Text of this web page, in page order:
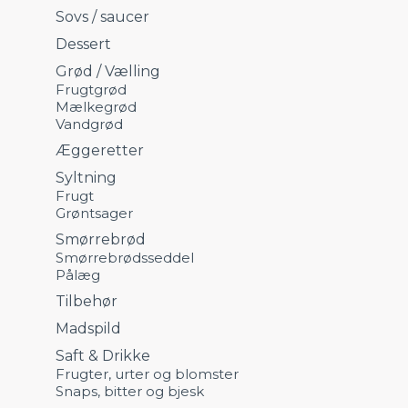
Sovs / saucer
Dessert
Grød / Vælling
Frugtgrød
Mælkegrød
Vandgrød
Æggeretter
Syltning
Frugt
Grøntsager
Smørrebrød
Smørrebrødsseddel
Pålæg
Tilbehør
Madspild
Saft & Drikke
Frugter, urter og blomster
Snaps, bitter og bjesk